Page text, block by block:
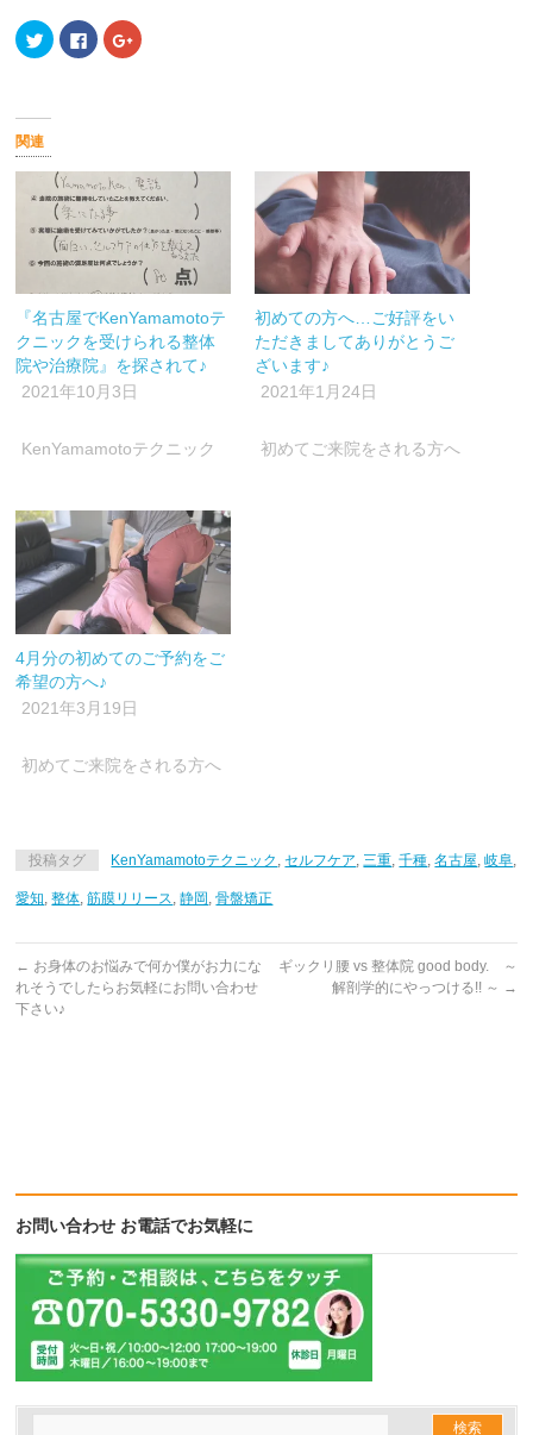
ク
リ
Twitter
有
(新
し
い
ウ
ィ
ン
ド
で
開
き
ま
す)
Facebook
で
ッ
ク
し
て
く
だ
さ
(新
い
ウ
ィ
ン
ド
ウ
で
ま
ク
リ
(新
し
い
ィ
ン
ド
ウ
で
き
ま
す)
関連
『名古屋でKenYamamotoテ
クニックを受けられる整体
院や治療院』を探されて♪
2021年10月3日
KenYamamotoテクニック
初めての方へ…ご好評をい
ただきましてありがとうご
ざいます♪
2021年1月24日
初めてご来院をされる方へ
4月分の初めてのご予約をご
希望の方へ♪
2021年3月19日
初めてご来院をされる方へ
投稿タグ KenYamamotoテクニック ,セルフケア 三重 ,千種 ,名古屋 ,岐阜
愛知 ,整体 ,筋膜リリース ,静岡 ,骨盤矯正
← お身体のお悩みで何か僕がお力にな
れそうでしたらお気軽にお問い合わせ
下さい♪
ギックリ腰 vs 整体院 good body. ～
解剖学的にやっつける!! ～ →
お問い合わせ お電話でお気軽に